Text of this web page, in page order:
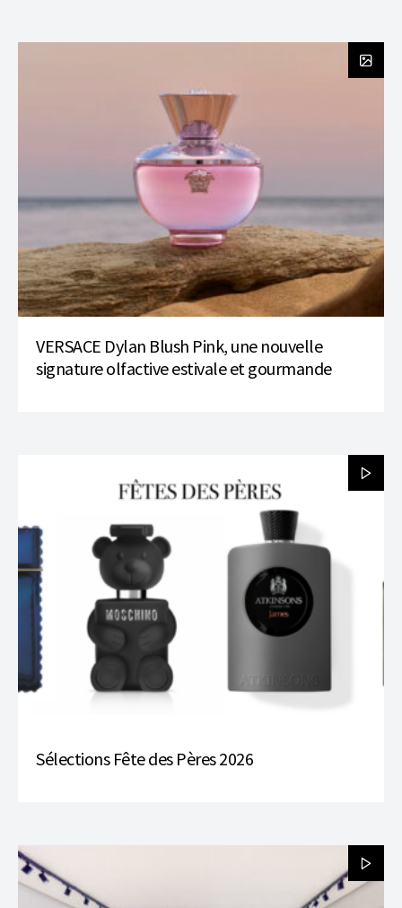
VERSACE Dylan Blush Pink, une nouvelle
signature olfactive estivale et gourmande
Sélections Fête des Pères 2026